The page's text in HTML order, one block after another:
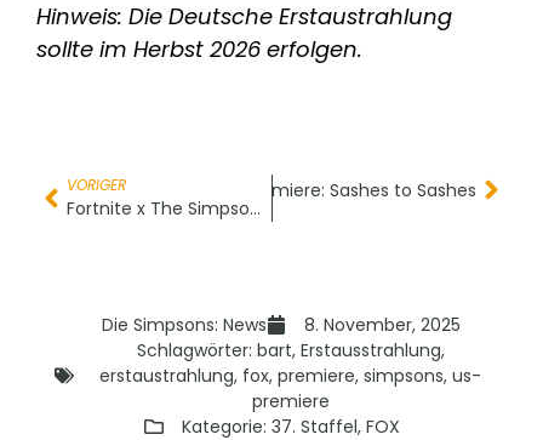
Hinweis: Die Deutsche Erstaustrahlung
sollte im Herbst 2026 erfolgen.
VORIGER
Fortnite x The Simpsons – Das ultimative Crossover!
US-Premiere: Sashes to Sashes
Die Simpsons: News
8. November, 2025
Schlagwörter: bart, Erstausstrahlung,
erstaustrahlung, fox, premiere, simpsons, us-
premiere
Kategorie: 37. Staffel, FOX